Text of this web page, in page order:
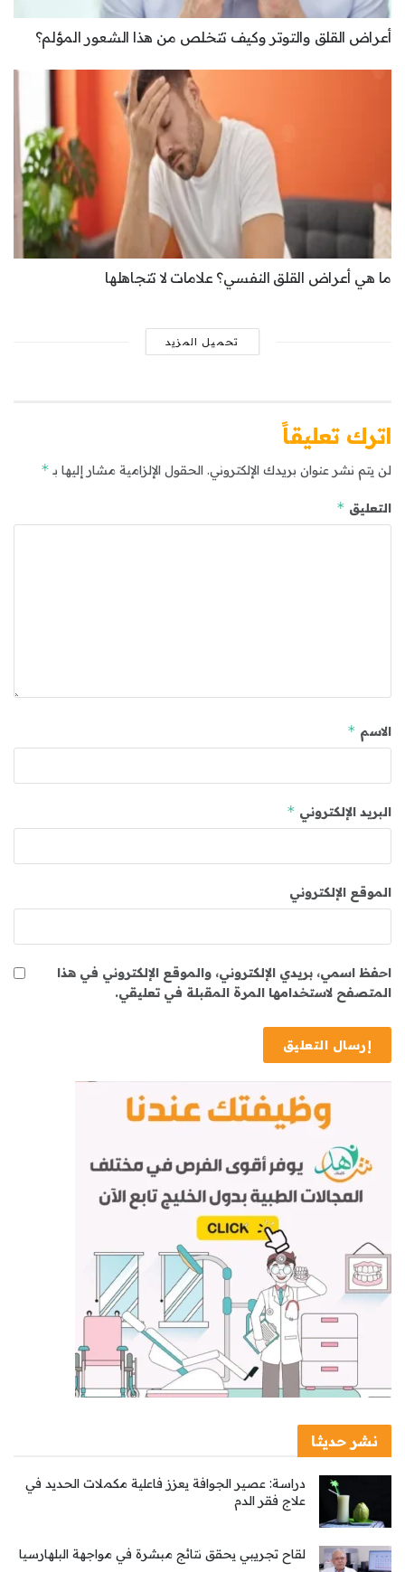
أعراض القلق والتوتر وكيف تتخلص من هذا الشعور المؤلم؟
ما هي أعراض القلق النفسي؟ علامات لا تتجاهلها
تحميل المزيد
اترك تعليقاً
لن يتم نشر عنوان بريدك الإلكتروني. الحقول الإلزامية مشار إليها بـ *
التعليق *
الاسم *
البريد الإلكتروني *
الموقع الإلكتروني
احفظ اسمي، بريدي الإلكتروني، والموقع الإلكتروني في هذا
المتصفح لاستخدامها المرة المقبلة في تعليقي.
نشر حديثا
دراسة: عصير الجوافة يعزز فاعلية مكملات الحديد في
علاج فقر الدم
لقاح تجريبي يحقق نتائج مبشرة في مواجهة البلهارسيا